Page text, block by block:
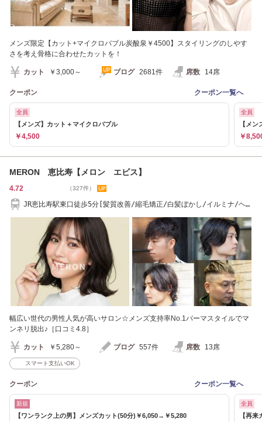
メンズ限定【カット+マイクロバブル炭酸泉￥4500】スタイリングのしやす
さを考え骨格に合わせたカットを！
カット ￥3,000～ ブログ 2681件 席数 14席
クーポン クーポン一覧へ
全員
【メンズ】カット＋マイクロバブル
￥4,500
全員
【メ
￥
MERON 恵比寿【メロン エビス】
4.72 （327件）
JR恵比寿駅東口徒歩5分[髪質改善/縮毛矯正/白髪ぼかし/イルミナ/ヘッ
幅広い世代の男性人気が高いサロン☆メンズ支持率No.1パーマスタイルでマ
ンネリ脱出♪［口コミ4.8］
カット ￥5,280～ ブログ 557件 席数 13席
スマート支払いOK
クーポン クーポン一覧へ
新規
【ワンランク上の男】メンズカット(50分)￥6,050→￥5,280
全員
【再